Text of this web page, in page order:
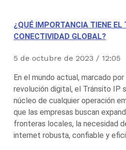
¿QUÉ IMPORTANCIA TIENE
CONECTIVIDAD GLOBAL?
5 de octubre de 2023 12:05
En el mundo actual, marcado
revolución digital, el Tránsito IP
núcleo de cualquier operación
que las empresas buscan
fronteras locales, la necesidad
internet robusta, confiable y